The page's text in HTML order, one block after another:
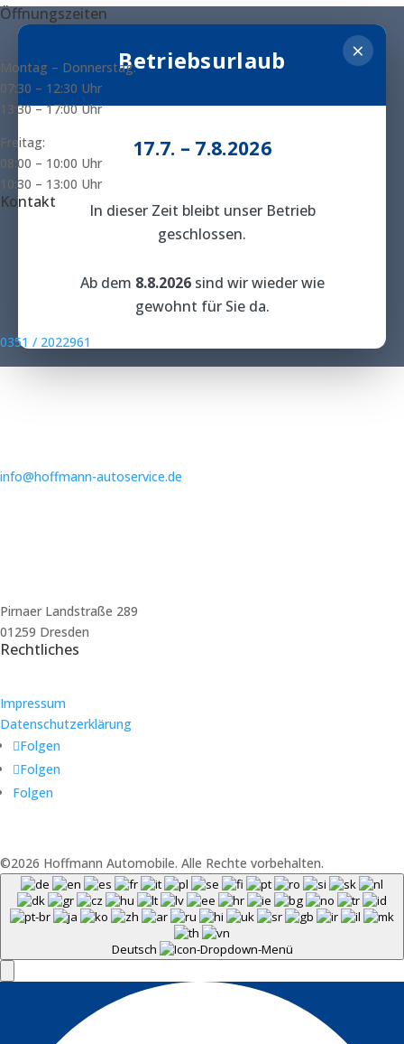
×
Betriebsurlaub
17.7. – 7.8.2026
In dieser Zeit bleibt unser Betrieb
geschlossen.
Ab dem 8.8.2026sind wir wieder wie
gewohnt für Sie da.
Öffnungszeiten
Montag – Donnerstag:
07:30 – 12:30 Uhr
13:30 – 17:00 Uhr
Freitag:
08:00 – 10:00 Uhr
10:30 – 13:00 Uhr
Kontakt
0351 / 2022961
info@hoffmann-autoservice.de
Pirnaer Landstraße 289
01259 Dresden
Rechtliches
Impressum
Datenschutzerklärung
Folgen
Folgen
Folgen
©2026 Hoffmann Automobile. Alle Rechte vorbehalten.
Deutsch